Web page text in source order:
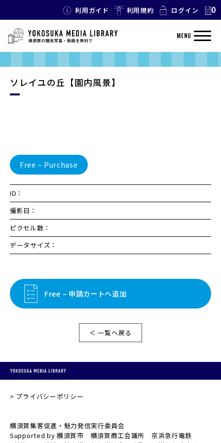
利用ガイド 利用規約 ログイン 0
MENU
ソレイユの丘【園内風景】
Free – Purchase
ID：
撮影日：
ピクセル数：
データサイズ：
Free – 申請カートへ追加
＜ 一覧へ戻る
プライバシーポリシー
横須賀集客促進・魅力発信実行委員会
Supported by 横須賀市 横須賀商工会議所 京浜急行電鉄